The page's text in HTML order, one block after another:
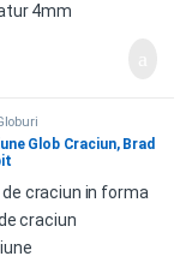
Glob Craciun, Brad